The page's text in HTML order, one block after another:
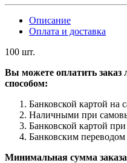
Описание
Оплата и доставка
100 шт.
Вы можете оплатить
способом:
Банковской картой на
Наличными при
Банковской картой
Банковским переводом
Минимальная сумма